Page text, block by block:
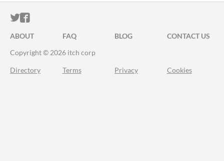
ITCH.IO ON TWITTER
ITCH.IO ON FACEBOOK
ABOUT FAQ BLOG
CONTACT US
Copyright © 2026 itch corp
Directory Terms Privacy Cookies